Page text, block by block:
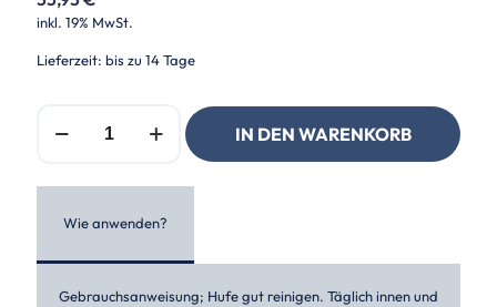
inkl. 19% MwSt.
Lieferzeit: bis zu 14 Tage
Hoof
IN DEN WARENKORB
Wie anwenden?
Gebrauchsanweisung; Hufe gut reinigen. Täglich innen und